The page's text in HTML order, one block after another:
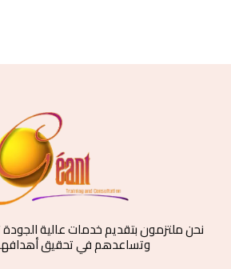
نحن ملتزمون بتقديم خدمات عالية الجودة
وتساعدهم في تحقيق أهدافهم